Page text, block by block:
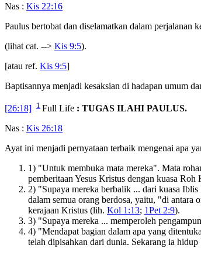
Nas : Kis 22:16
Paulus bertobat dan diselamatkan dalam perjalanan
(lihat cat. --> Kis 9:5).
[atau ref. Kis 9:5]
Baptisannya menjadi kesaksian di hadapan umum
[26:18] 1 Full Life : TUGAS ILAHI PAULUS.
Nas : Kis 26:18
Ayat ini menjadi pernyataan terbaik mengenai apa
1) "Untuk membuka mata mereka". Mata
pemberitaan Yesus Kristus dengan kuasa
2) "Supaya mereka berbalik ... dari kuasa
dalam semua orang berdosa, yaitu, "di antara
kerajaan Kristus (lih. Kol 1:13; 1Pet 2:9).
3) "Supaya mereka ... memperoleh
4) "Mendapat bagian dalam apa yang
telah dipisahkan dari dunia. Sekarang ia